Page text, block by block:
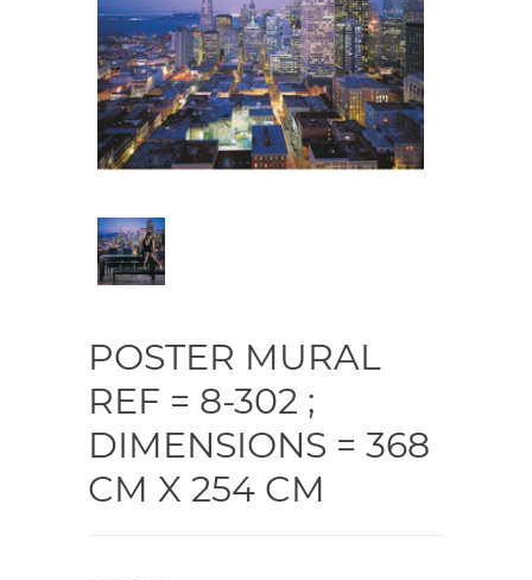
POSTER MURAL
REF = 8-302 ;
DIMENSIONS = 368
CM X 254 CM